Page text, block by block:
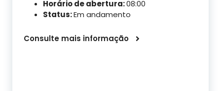
Horário de abertura:08:00
Status:Em andamento
Consulte mais informação